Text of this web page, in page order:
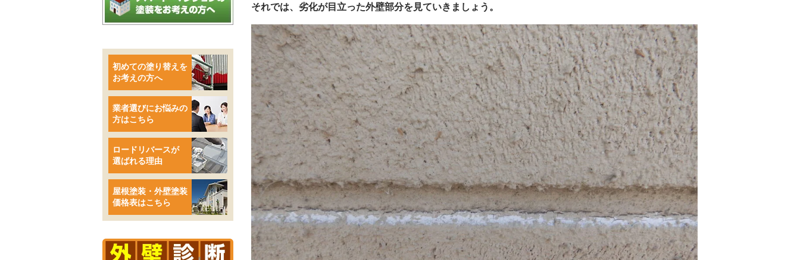
それでは、劣化が目立った外壁部分を見ていきましょう。
初めての塗り替えを
お考えの方へ
業者選びにお悩みの
方はこちら
ロードリバースが
選ばれる理由
屋根塗装・外壁塗装
価格表はこちら